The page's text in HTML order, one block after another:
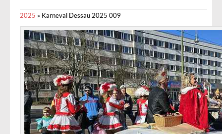
2025 » Karneval Dessau 2025 009